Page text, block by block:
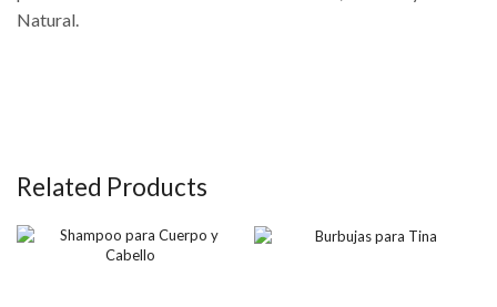
Natural.
Related Products